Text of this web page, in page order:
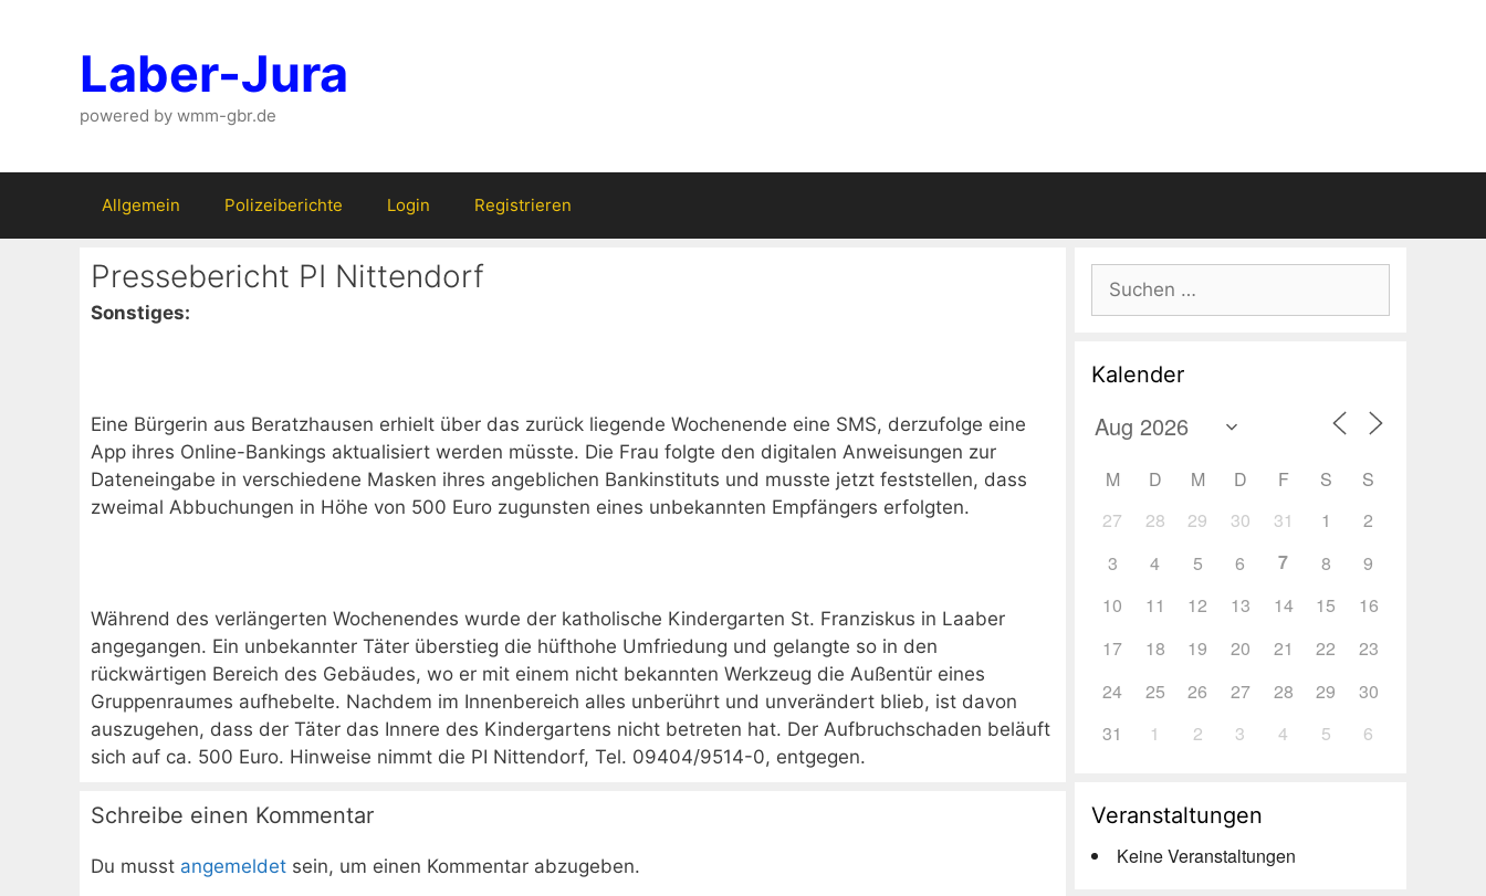
Laber-Jura
powered by wmm-gbr.de
Allgemein Polizeiberichte Login Registrieren
Pressebericht PI Nittendorf
Sonstiges:
Eine Bürgerin aus Beratzhausen erhielt über das zurück liegende Wochenende eine SMS, derzufolge eine
App ihres Online-Bankings aktualisiert werden müsste. Die Frau folgte den digitalen Anweisungen zur
Dateneingabe in verschiedene Masken ihres angeblichen Bankinstituts und musste jetzt feststellen, dass
zweimal Abbuchungen in Höhe von 500 Euro zugunsten eines unbekannten Empfängers erfolgten.
Während des verlängerten Wochenendes wurde der katholische Kindergarten St. Franziskus in Laaber
angegangen. Ein unbekannter Täter überstieg die hüfthohe Umfriedung und gelangte so in den
rückwärtigen Bereich des Gebäudes, wo er mit einem nicht bekannten Werkzeug die Außentür eines
Gruppenraumes aufhebelte. Nachdem im Innenbereich alles unberührt und unverändert blieb, ist davon
auszugehen, dass der Täter das Innere des Kindergartens nicht betreten hat. Der Aufbruchschaden beläuft
sich auf ca. 500 Euro. Hinweise nimmt die PI Nittendorf, Tel. 09404/9514-0, entgegen.
Schreibe einen Kommentar
Du musst angemeldet sein, um einen Kommentar abzugeben.
Suchen
nach:
Kalender
M D M D F S
S
27
28 29 30 31 1
2
3
4 5 6 7 8
9
10
11 12 13 14 15
16
17
18 19 20 21 22
23
24
25 26 27 28 29
30
31
1 2 3 4 5 6
Veranstaltungen
Keine Veranstaltungen